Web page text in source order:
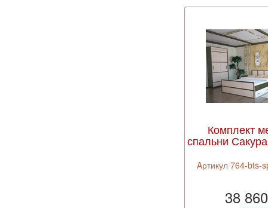
Комплект
спальни
Aртикул 764-bts-
38